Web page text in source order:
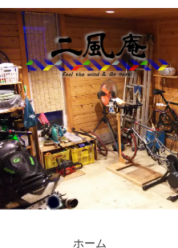
ホーム